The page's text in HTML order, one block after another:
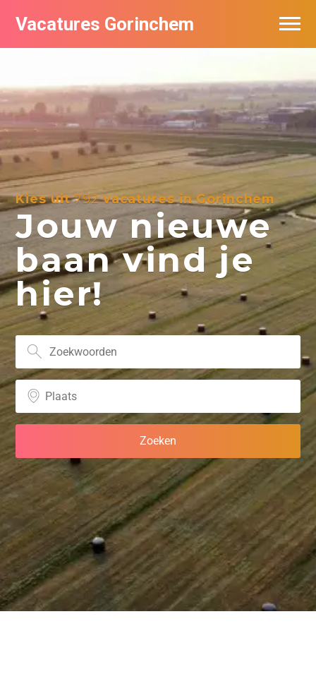
Vacatures Gorinchem
Kies uit792vacatures in Gorinchem
Jouw nieuwe
baan vind je
hier!
Vacatures bij bedrijven in Gorinchem
De populairste vacatures in Gorinchem
Nieuwsbrief feed